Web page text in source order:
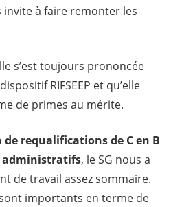
invite à faire remonter les
s’est toujours prononcée
RIFSEEP et qu’elle
de primes au mérite.
requalifications de C en B
administratifs, le SG nous a
de travail assez sommaire.
importants en terme de